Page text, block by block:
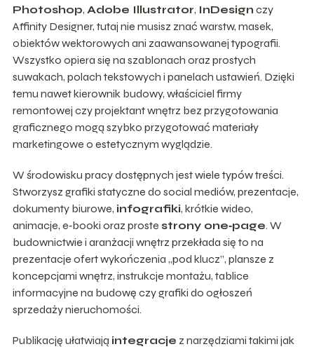
Photoshop, Adobe Illustrator, InDesign czy
Affinity Designer, tutaj nie musisz znać warstw, masek,
obiektów wektorowych ani zaawansowanej typografii.
Wszystko opiera się na szablonach oraz prostych
suwakach, polach tekstowych i panelach ustawień. Dzięki
temu nawet kierownik budowy, właściciel firmy
remontowej czy projektant wnętrz bez przygotowania
graficznego mogą szybko przygotować materiały
marketingowe o estetycznym wyglądzie.
W środowisku pracy dostępnych jest wiele typów treści.
Stworzysz grafiki statyczne do social mediów, prezentacje,
dokumenty biurowe, infografiki, krótkie wideo,
animacje, e‑booki oraz proste strony one‑page. W
budownictwie i aranżacji wnętrz przekłada się to na
prezentacje ofert wykończenia „pod klucz”, plansze z
koncepcjami wnętrz, instrukcje montażu, tablice
informacyjne na budowę czy grafiki do ogłoszeń
sprzedaży nieruchomości.
Publikację ułatwiają integracje z narzędziami takimi jak